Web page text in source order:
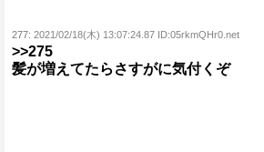
277: 2021/02/18(木) 13:07:24.87 ID:05rkmQHr0.net
>>275
髪が増えてたらさすがに気付くぞ